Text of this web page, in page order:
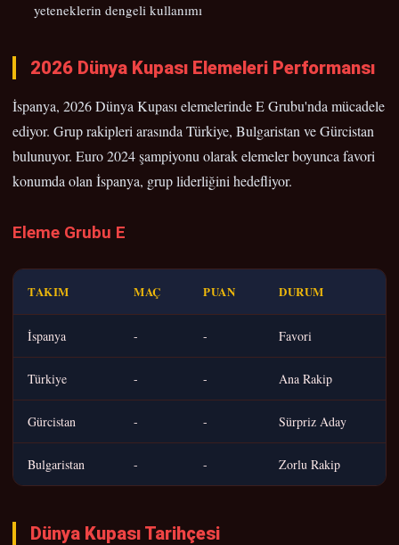
yeteneklerin dengeli kullanımı
2026 Dünya Kupası Elemeleri Performansı
İspanya, 2026 Dünya Kupası elemelerinde E Grubu'nda mücadele
ediyor. Grup rakipleri arasında Türkiye, Bulgaristan ve Gürcistan
bulunuyor. Euro 2024 şampiyonu olarak elemeler boyunca favori
konumda olan İspanya, grup liderliğini hedefliyor.
Eleme Grubu E
TAKIM MAÇ PUAN DURUM
İspanya - - Favori
Türkiye - - Ana Rakip
Gürcistan - - Sürpriz Aday
Bulgaristan - - Zorlu Rakip
Dünya Kupası Tarihçesi